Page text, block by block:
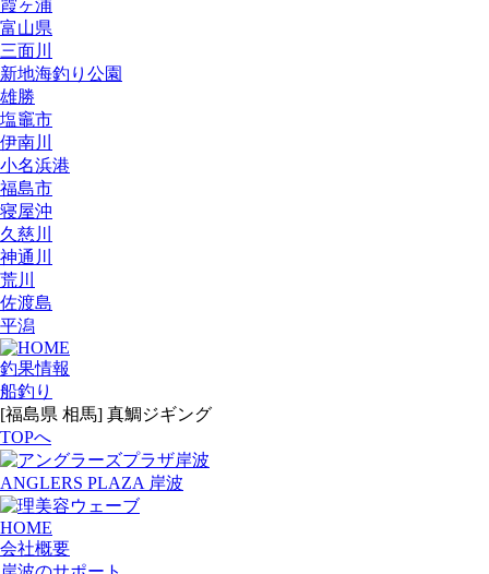
霞ヶ浦
富山県
三面川
新地海釣り公園
雄勝
塩竈市
伊南川
小名浜港
福島市
寝屋沖
久慈川
神通川
荒川
佐渡島
平潟
釣果情報
船釣り
[福島県 相馬] 真鯛ジギング
TOPへ
ANGLERS PLAZA 岸波
HOME
会社概要